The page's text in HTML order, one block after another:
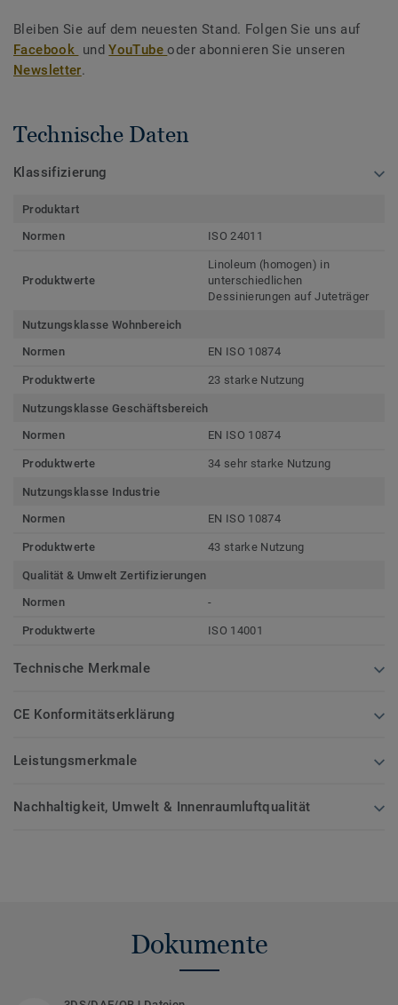
Bleiben Sie auf dem neuesten Stand. Folgen Sie uns auf
Facebook undYouTubeoder abonnieren Sie unseren
Newsletter.
Technische Daten
Klassifizierung
Produktart
Normen
ISO 24011
Produktwerte
Linoleum (homogen) in
unterschiedlichen
Dessinierungen auf Juteträger
Nutzungsklasse Wohnbereich
Normen
EN ISO 10874
Produktwerte 23 starke Nutzung
Nutzungsklasse Geschäftsbereich
Normen
EN ISO 10874
Produktwerte 34 sehr starke Nutzung
Nutzungsklasse Industrie
Normen
EN ISO 10874
Produktwerte 43 starke Nutzung
Qualität & Umwelt Zertifizierungen
Normen
-
Produktwerte ISO 14001
Technische Merkmale
CE Konformitätserklärung
Leistungsmerkmale
Nachhaltigkeit, Umwelt & Innenraumluftqualität
Dokumente